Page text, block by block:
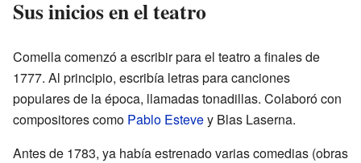
Sus inicios en el teatro
Comella comenzó a escribir para el teatro a finales de
1777. Al principio, escribía letras para canciones
populares de la época, llamadas tonadillas. Colaboró con
compositores como Pablo Estevey Blas Laserna.
Antes de 1783, ya había estrenado varias comedias (obras